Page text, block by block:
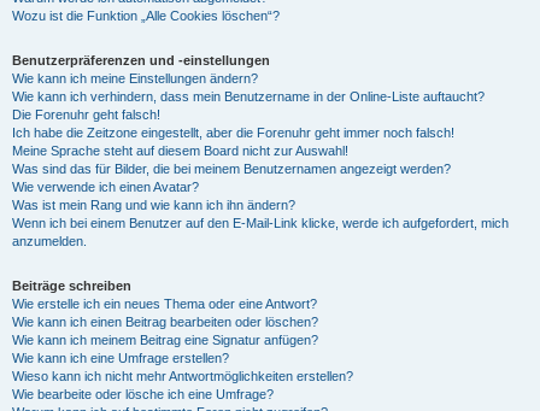
Wozu ist die Funktion „Alle Cookies löschen“?
Benutzerpräferenzen und -einstellungen
Wie kann ich meine Einstellungen ändern?
Wie kann ich verhindern, dass mein Benutzername in der Online-Liste auftaucht?
Die Forenuhr geht falsch!
Ich habe die Zeitzone eingestellt, aber die Forenuhr geht immer noch falsch!
Meine Sprache steht auf diesem Board nicht zur Auswahl!
Was sind das für Bilder, die bei meinem Benutzernamen angezeigt werden?
Wie verwende ich einen Avatar?
Was ist mein Rang und wie kann ich ihn ändern?
Wenn ich bei einem Benutzer auf den E-Mail-Link klicke, werde ich aufgefordert, mich
anzumelden.
Beiträge schreiben
Wie erstelle ich ein neues Thema oder eine Antwort?
Wie kann ich einen Beitrag bearbeiten oder löschen?
Wie kann ich meinem Beitrag eine Signatur anfügen?
Wie kann ich eine Umfrage erstellen?
Wieso kann ich nicht mehr Antwortmöglichkeiten erstellen?
Wie bearbeite oder lösche ich eine Umfrage?